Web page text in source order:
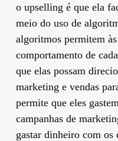
o upselling é que ela
meio do uso de
algoritmos permitem
comportamento de
que elas possam
marketing e vendas
permite que eles
campanhas de
gastar dinheiro com os